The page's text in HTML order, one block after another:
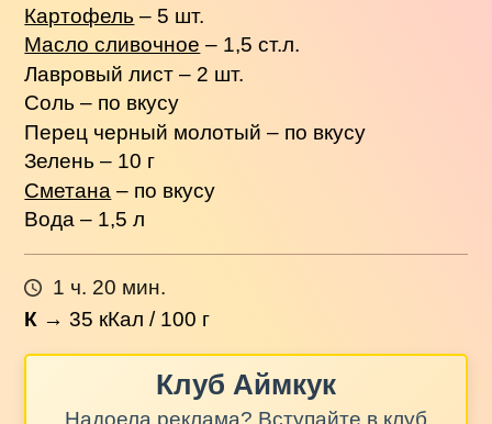
Картофель – 5 шт.
Масло сливочное – 1,5 ст.л.
Лавровый лист – 2 шт.
Соль – по вкусу
Перец черный молотый – по вкусу
Зелень – 10 г
Сметана – по вкусу
Вода – 1,5 л
1 ч. 20 мин.
К →35 кКал / 100 г
Клуб Аймкук
Надоела реклама? Вступайте в клуб